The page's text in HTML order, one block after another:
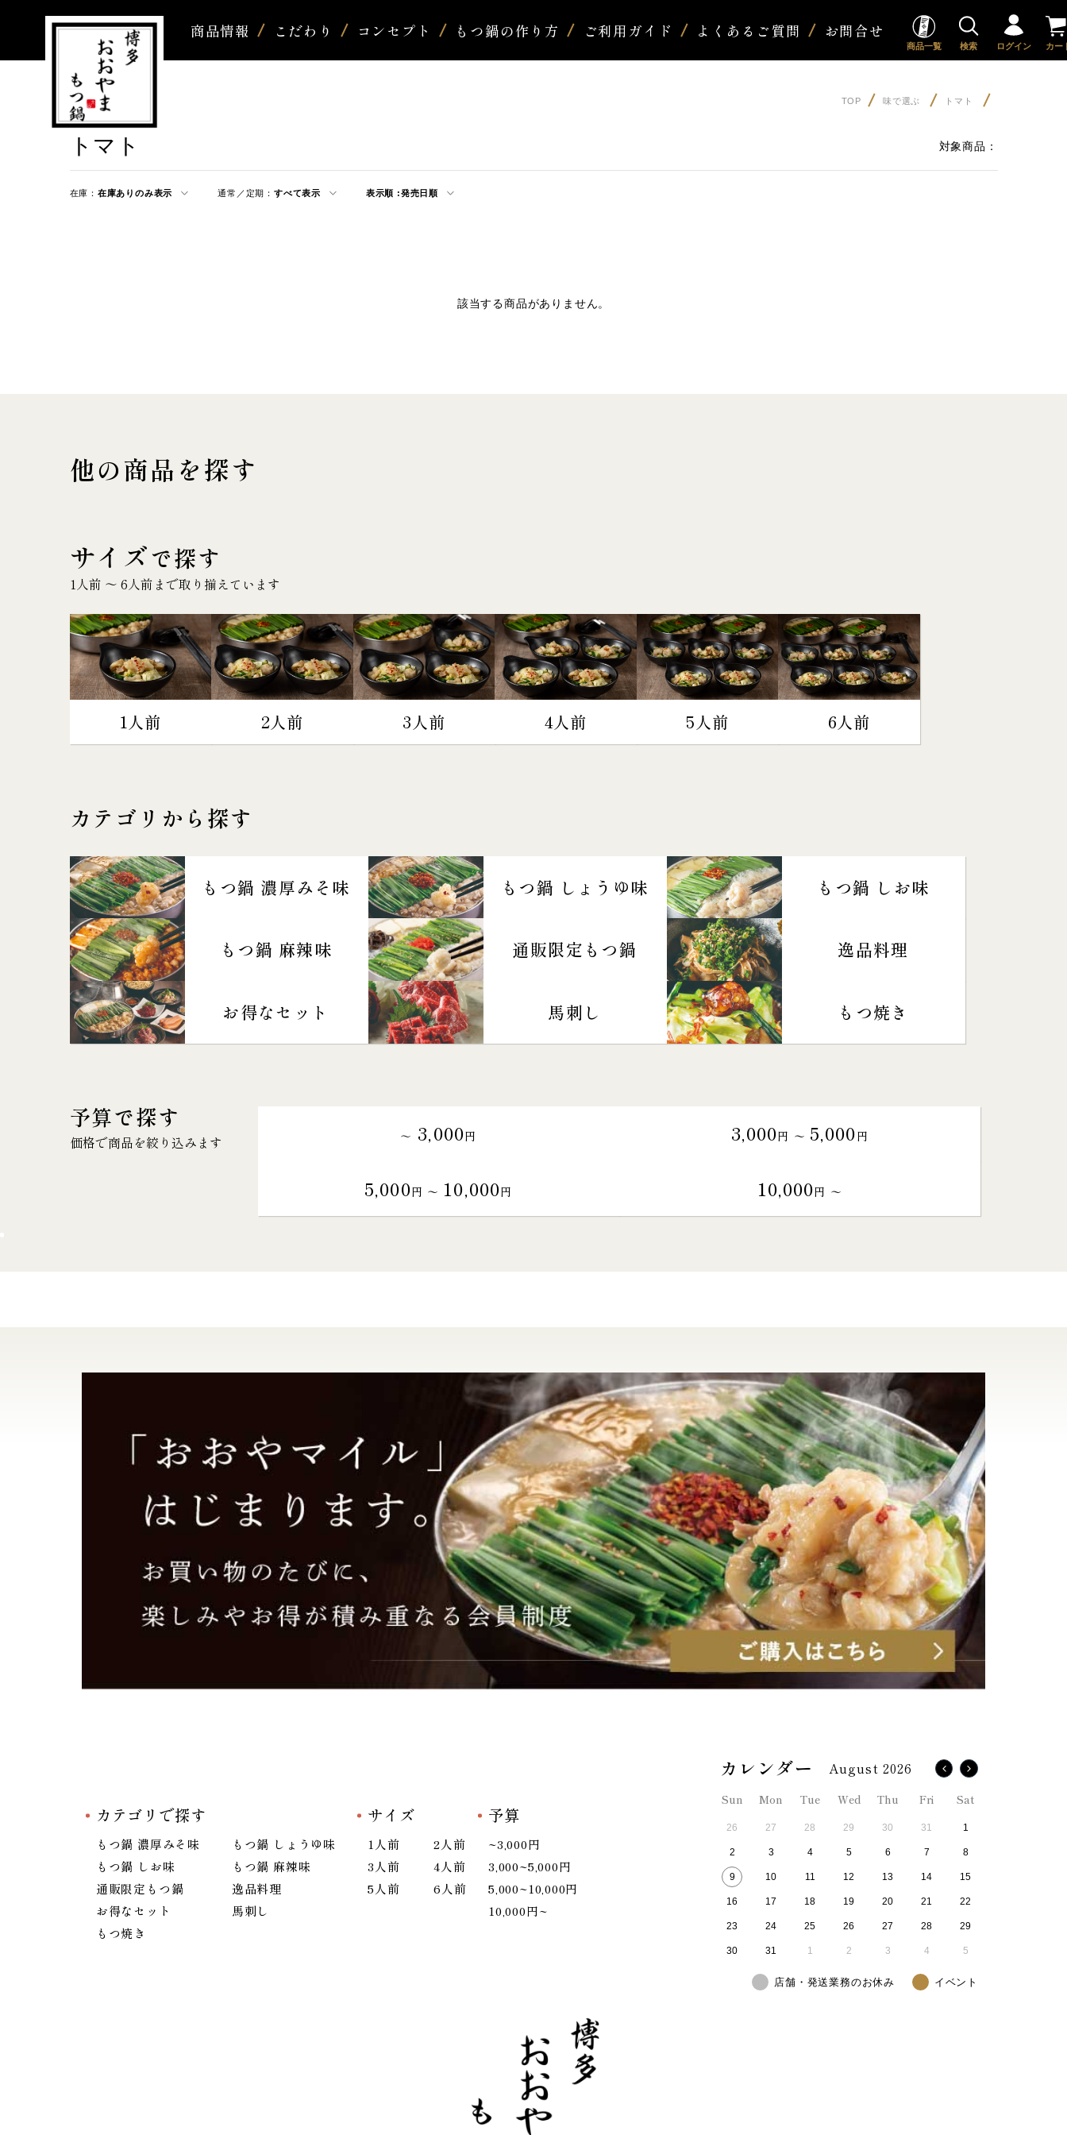
商品情報 こだわり コンセプト もつ鍋の作り方 ご利用ガイド よくあるご質問 お問合せ
商品一覧 検索 ログイン カー
TOP 味で選ぶ トマト
トマト 対象商品：
在庫： 在庫ありのみ表示 通常／定期： すべて表示 表示順 :発売日順
該当する商品がありません。
他の商品を探す
サイズで探す
1人前 〜 6人前まで取り揃えています
1人前 2人前 3人前 4人前 5人前 6人前
カテゴリから探す
もつ鍋 濃厚みそ味 もつ鍋 しょうゆ味 もつ鍋 しお味
もつ鍋 麻辣味 通販限定もつ鍋 逸品料理
お得なセット 馬刺し もつ焼き
予算で探す
価格で商品を絞り込みます ～ 3,000円 3,000円 〜 5,000円
5,000円 〜 10,000円 10,000円 〜
カテゴリで探す
もつ鍋 濃厚みそ味
もつ鍋 しょうゆ味
もつ鍋 しお味
もつ鍋 麻辣味
通販限定もつ鍋
逸品料理
お得なセット
馬刺し
もつ焼き
サイズ
1人前
2人前
3人前
4人前
5人前
6人前
予算
~3,000円
3,000~5,000円
5,000~10,000円
10,000円~
August 2026
Sun Mon Tue Wed Thu Fri Sat
26 27 28 29 30 31 1
2 3 4 5 6 7 8
9 10 11 12 13 14 15
16 17 18 19 20 21 22
23 24 25 26 27 28 29
30 31 1 2 3 4 5
店舗・発送業務のお休み イベント